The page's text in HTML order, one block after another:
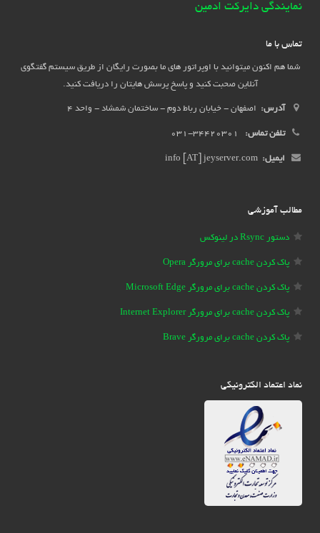
نمایندگی دایرکت ادمین
تماس با ما
شما هم اکنون میتوانید با اوپراتور های ما بصورت رایگان از طریق سیستم گفتگوی
آنلاین صحبت کنید و پاسخ پرسش هایتان را دریافت کنید.
آدرس: اصفهان - خیابان رباط دوم - ساختمان شمشاد - واحد 4
تلفن تماس:
ایمیل:
مطالب آموزشی
دستور Rsync در لینوکس
پاک کردن cache برای مرورگر Opera
پاک کردن cache برای مرورگر Microsoft Edge
پاک کردن cache برای مرورگر Internet Explorer
پاک کردن cache برای مرورگر Brave
نماد اعتماد الکترونیکی